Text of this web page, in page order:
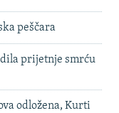
peščara
prijetnje smrću
odložena, Kurti